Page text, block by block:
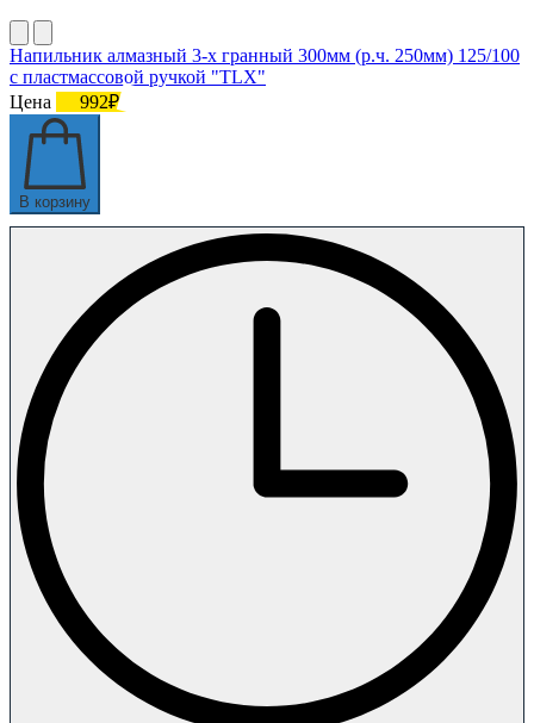
Напильник алмазный 3-х гранный 300мм (р.ч. 250мм) 125/100
с пластмассовой ручкой "TLX"
Цена
992₽
В корзину